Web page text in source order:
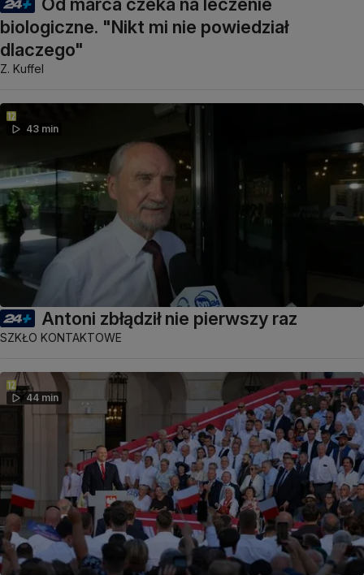
biologiczne. "Nikt mi nie powiedział
dlaczego"
Z. Kuffel
43 min
Antoni zbłądził nie pierwszy raz
SZKŁO KONTAKTOWE
44 min